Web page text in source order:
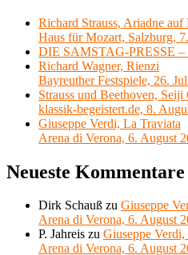
Richard Strauss, Ariadne auf
Haus für Mozart, Salzburg,
DIE SAMSTAG-PRESSE
Richard Wagner, Rienzi
Bayreuther Festspiele, 26.
Strauss und Beethoven,
klassik-begeistert.de, 8.
Giuseppe Verdi, La Traviata
Arena di Verona, 6. August
Neueste Kommentare
Dirk Schauß zu Giuseppe
Arena di Verona, 6. August
P. Jahreis zu Giuseppe
Arena di Verona, 6. August